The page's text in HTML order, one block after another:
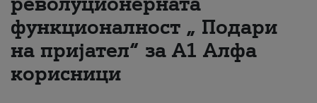
За нас
#ПодобарОнлајн
функционалност „ Подари
на пријател“ за А1 Алфа
корисници